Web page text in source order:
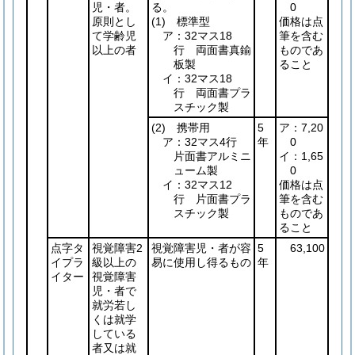
児・者。
原則とし
て学齢児
以上の者
る。
(1) 標準型
ア：32マス18
行 両面書真鍮
板製
イ：32マス18
行 両面書プラ
スチック製
0
価格は点
筆を含む
ものであ
ること
(2) 携帯用
ア：32マス4行
片面書アルミニ
ューム製
イ：32マス12
行 片面書プラ
スチック製
5
年
ア：7,20
0
イ：1,65
0
価格は点
筆を含む
ものであ
ること
点字タ
イプラ
イター
視覚障害2
級以上の
視覚障害
児・者で
就労若し
くは就学
している
者又は就
視覚障害児・者が容
易に使用し得るもの
5
年
63,100